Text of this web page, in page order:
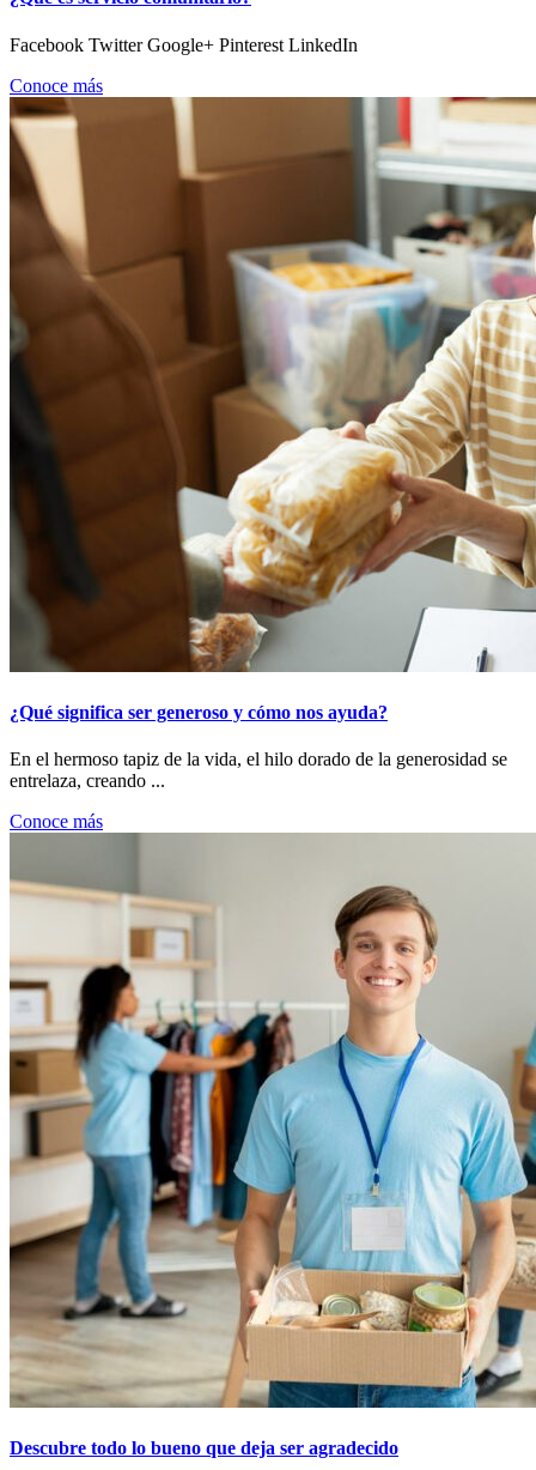
Facebook Twitter Google+ Pinterest LinkedIn
Conoce más
¿Qué significa ser generoso y cómo nos ayuda?
En el hermoso tapiz de la vida, el hilo dorado de la generosidad se
entrelaza, creando ...
Conoce más
Descubre todo lo bueno que deja ser agradecido